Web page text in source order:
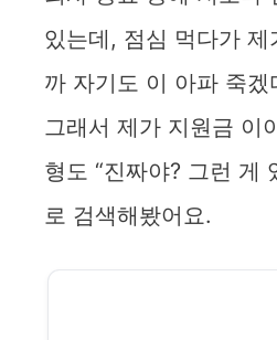
있는데, 점심 먹다가 제
까 자기도 이 아파 죽겠
그래서 제가 지원금 이
형도 “진짜야? 그런 게
로 검색해봤어요.